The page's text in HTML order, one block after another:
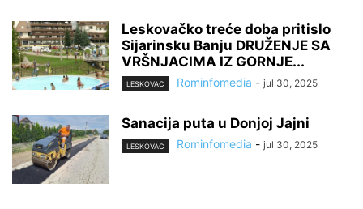
Leskovačko treće doba pritislo
Sijarinsku Banju DRUŽENJE SA
VRŠNJACIMA IZ GORNJE...
LESKOVAC Rominfomedia - jul 30, 2025
Sanacija puta u Donjoj Jajni
LESKOVAC Rominfomedia - jul 30, 2025